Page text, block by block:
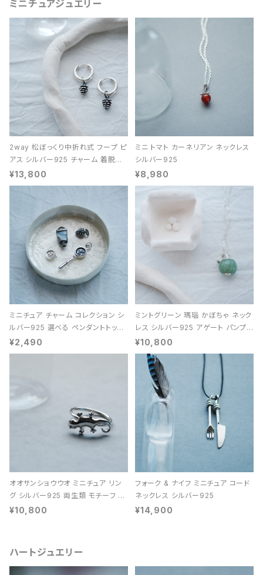
ミニチュアジュエリー
2way 松ぼっくり中折れ式 フープ ピ
アス シルバー925 チャーム 着脱可
能 レディース ユニセックス
¥13,800
ミニ トマト カーネリアン ネックレス
シルバー925
¥8,980
ミニチュア チャーム コレクション シ
ルバー925 選べる ペンダントトップ
レディース ユニセックス
¥2,490
ミントグリーン 瑪瑙 かぼちゃ ネック
レス シルバー925 アゲート パンプキ
ン 天然石 レディース
¥10,800
オオサンショウウオ ミニチュア リン
グ シルバー925 両生類 モチーフ レ
ディース ユニセックス
¥10,800
フォーク & ナイフ ミニチュア コード
ネックレス シルバー925
¥14,900
ハートジュエリー